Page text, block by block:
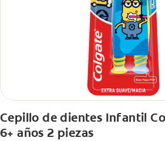
Cepillo de dientes Infantil
6+ años 2 piezas